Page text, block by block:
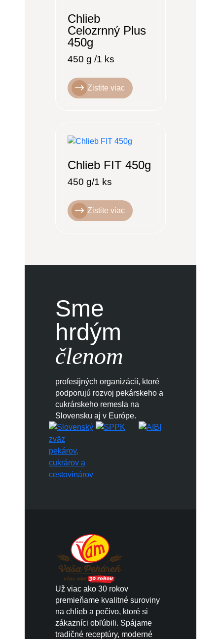
Chlieb
Celozrnný Plus
450g
450 g /1 ks
Zistite viac
Chlieb FIT 450g
450 g/1 ks
Zistite viac
Sme
hrdým
členom
profesijných organizácií, ktoré
podporujú rozvoj pekárskeho a
cukrárskeho remesla na
Slovensku aj v Európe.
Už viac ako 30 rokov
premieňame kvalitné suroviny
na chlieb a pečivo, ktoré si
zákazníci obľúbili. Spájame
tradičné receptúry, moderné